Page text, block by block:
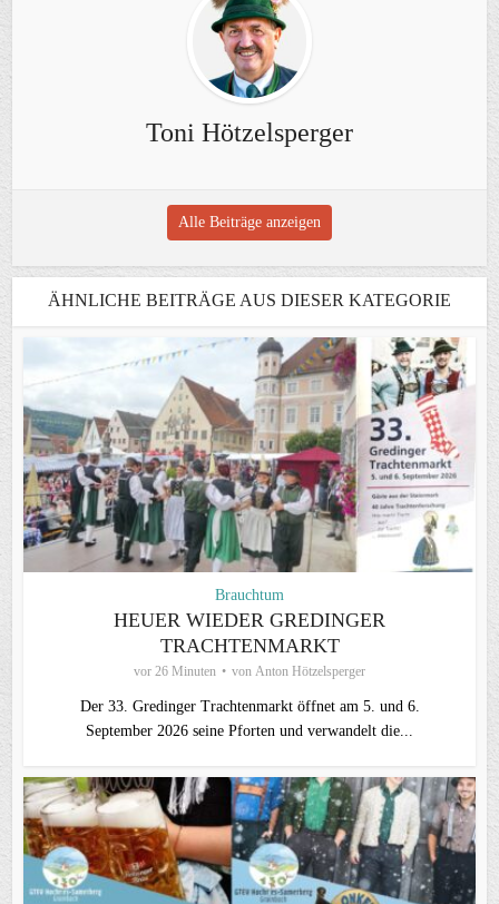
Toni Hötzelsperger
Alle Beiträge anzeigen
ÄHNLICHE BEITRÄGE AUS DIESER KATEGORIE
Brauchtum
HEUER WIEDER GREDINGER
TRACHTENMARKT
vor 26 Minuten von Anton Hötzelsperger
Der 33. Gredinger Trachtenmarkt öffnet am 5. und 6.
September 2026 seine Pforten und verwandelt die...